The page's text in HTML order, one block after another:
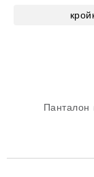
Панталон